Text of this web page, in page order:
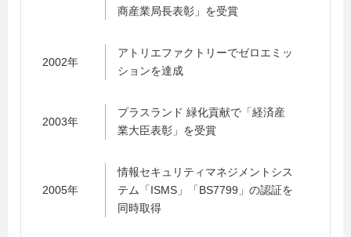
商産業局長表彰」を受賞
2002年
アトリエファクトリーでゼロエミッ
ションを達成
2003年
プラスランド 緑化貢献で「経済産
業大臣表彰」を受賞
2005年
情報セキュリティマネジメントシス
テム「ISMS」「BS7799」の認証を
同時取得